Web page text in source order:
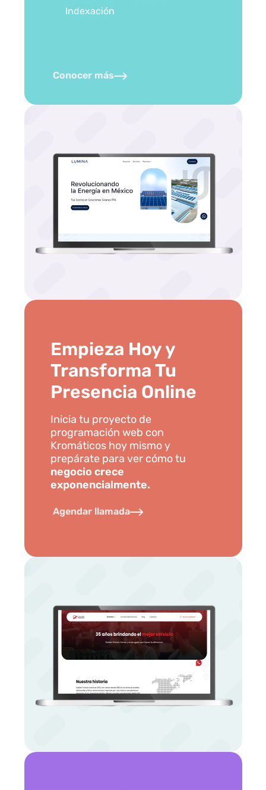
Conocer más
Indexación
Agendar llamada
Inicia tu proyecto de
programación web con
Kromáticos hoy mismo y
negocio crece
exponencialmente.
Empieza Hoy y
Transforma Tu
Presencia Online